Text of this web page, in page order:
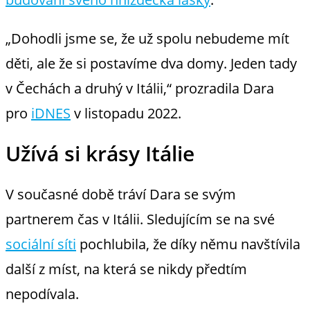
„Dohodli jsme se, že už spolu nebudeme mít
děti, ale že si postavíme dva domy. Jeden tady
v Čechách a druhý v Itálii,“ prozradila Dara
pro iDNES v listopadu 2022.
Užívá si krásy Itálie
V současné době tráví Dara se svým
partnerem čas v Itálii. Sledujícím se na své
sociální síti pochlubila, že díky němu navštívila
další z míst, na která se nikdy předtím
nepodívala.